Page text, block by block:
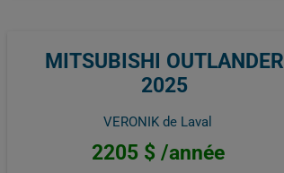
MITSUBISHI OUTLANDER
2025
VERONIK de Laval
2205 $ /année